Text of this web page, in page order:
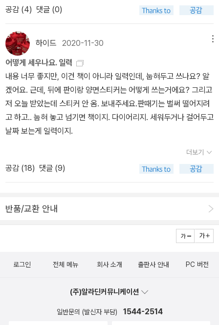
공감 (4) 댓글 (0)
하이드 2020-11-30
어떻게 세우나요. 일력
내용 너무 좋지만, 이건 책이 아니라 일력인데, 눕혀두고 쓰나요? 알
겠어요. 근데, 뒤에 판이랑 양면스티커는 어떻게 쓰는거에요? 그리고
저 오늘 받았는데 스티커 안 옴. 보내주세요.판때기는 벌써 떨어지려
고 하고.. 눕혀 놓고 넘기면 책이지. 다이어리지. 세워두거나 걸어두고
날짜 보는게 일력이지.
더보기
공감 (18) 댓글 (9)
반품/교환 안내
로그인 전체 메뉴 회사 소개 출판사 안내 PC 버전
(주)알라딘커뮤니케이션
일반문의 (발신자 부담) 1544-2514